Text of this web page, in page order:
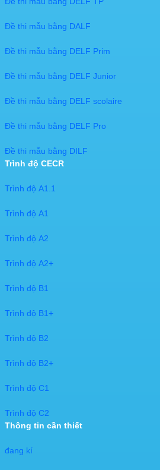
Đề thi mẫu bằng DALF
Đề thi mẫu bằng DELF Prim
Đề thi mẫu bằng DELF Junior
Đề thi mẫu bằng DELF scolaire
Đề thi mẫu bằng DELF Pro
Đề thi mẫu bằng DILF
Trình độ CECR
Trình độ A1.1
Trình độ A1
Trình độ A2
Trình độ A2+
Trình độ B1
Trình độ B1+
Trình độ B2
Trình độ B2+
Trình độ C1
Trình độ C2
Thông tin cần thiết
đang kí​